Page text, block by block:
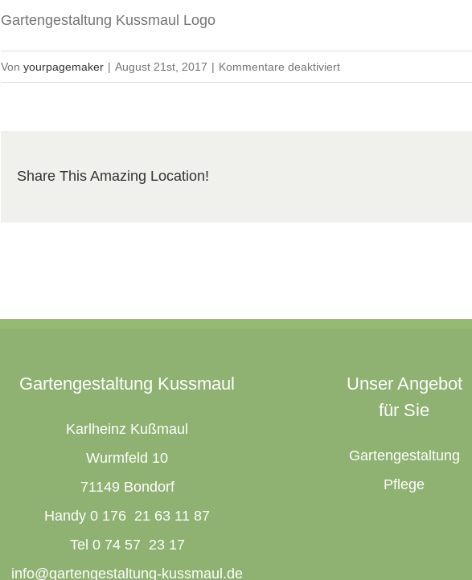
Gartengestaltung Kussmaul Logo
Von yourpagemaker | August 21st, 2017 | Kommentare deaktiviertfür
Share This Amazing Location!
Gartengestaltung Kussmaul
Karlheinz Kußmaul
Wurmfeld 10
71149 Bondorf
Handy 0 176 21 63 11 87
Tel 0 74 57 23 17
info@gartengestaltung-kussmaul.de
Unser Angebot
für Sie
Gartengestaltung
Pflege